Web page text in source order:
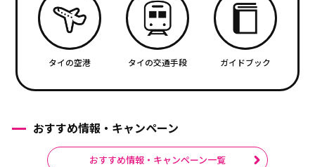
タイの空港 タイの交通手段 ガイドブック
おすすめ情報・キャンペーン
おすすめ情報・キャンペーン一覧